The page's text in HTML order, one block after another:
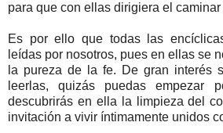
para que con ellas dirigiera el
Es por ello que todas las
leídas por nosotros, pues en ellas se
la pureza de la fe. De gran interés
leerlas, quizás puedas empezar
descubrirás en ella la limpieza del
invitación a vivir íntimamente unidos